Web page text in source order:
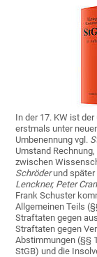
In der 17. KW ist
erstmals unter
Umbenennung vgl.
Umstand
zwischen
Schröderund später
Lenckner, Peter
Frank Schuster
Allgemeinen Teils
Straftaten gegen
Straftaten gegen
Abstimmungen (§§
StGB) und die